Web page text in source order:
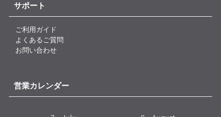
サポート
ご利用ガイド
よくあるご質問
お問い合わせ
営業カレンダー